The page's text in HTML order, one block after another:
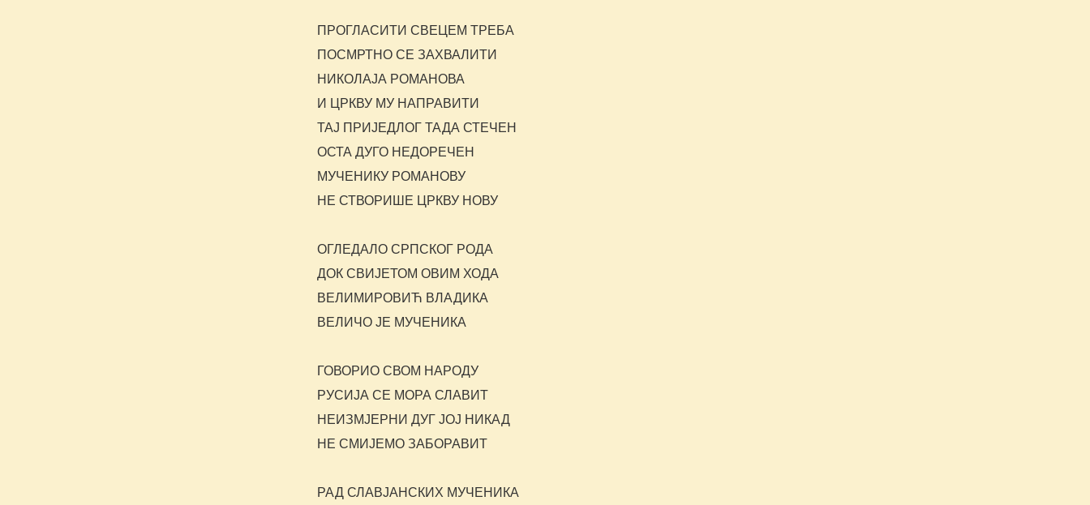
ПРОГЛАСИТИ СВЕЦЕМ ТРЕБА
ПОСМРТНО СЕ ЗАХВАЛИТИ
НИКОЛАЈА РОМАНОВА
И ЦРКВУ МУ НАПРАВИТИ
ТАЈ ПРИЈЕДЛОГ ТАДА СТЕЧЕН
ОСТА ДУГО НЕДОРЕЧЕН
МУЧЕНИКУ РОМАНОВУ
НЕ СТВОРИШЕ ЦРКВУ НОВУ
ОГЛЕДАЛО СРПСКОГ РОДА
ДОК СВИЈЕТОМ ОВИМ ХОДА
ВЕЛИМИРОВИЋ ВЛАДИКА
ВЕЛИЧО ЈЕ МУЧЕНИКА
ГОВОРИО СВОМ НАРОДУ
РУСИЈА СЕ МОРА СЛАВИТ
НЕИЗМЈЕРНИ ДУГ ЈОЈ НИКАД
НЕ СМИЈЕМО ЗАБОРАВИТ
РАД СЛАВЈАНСКИХ МУЧЕНИКА